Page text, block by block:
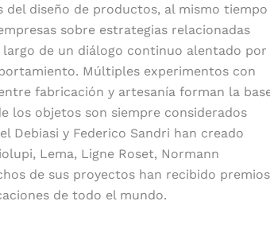
del diseño de productos, al mismo tiempo
sobre estrategias relacionadas
de un diálogo continuo alentado por
Múltiples experimentos con
fabricación y artesanía forman la
los objetos son siempre considerados
Debiasi y Federico Sandri han creado
Lema, Ligne Roset, Normann
de sus proyectos han recibido premios
de todo el mundo.